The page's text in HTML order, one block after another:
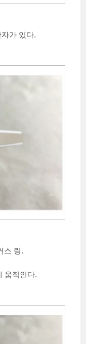
가 있다.
스 링.
움직인다.